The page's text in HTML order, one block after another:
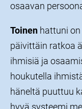
osaavan
Toinen hattuni
päivittäin ratkoa
ihmisiä ja
houkutella
häneltä puuttuu
hyvä systeemi